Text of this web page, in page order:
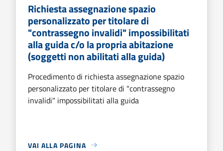
Richiesta assegnazione spazio
personalizzato per titolare di
"contrassegno invalidi" impossibilitati
alla guida c/o la propria abitazione
(soggetti non abilitati alla guida)
Procedimento di richiesta assegnazione spazio
personalizzato per titolare di "contrassegno
invalidi" impossibilitati alla guida
VAI ALLA PAGINA